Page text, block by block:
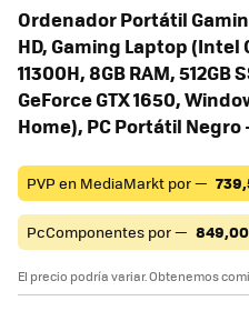
Ordenador Portátil
HD, Gaming Laptop (Intel
11300H, 8GB RAM, 512GB
GeForce GTX 1650,
Home), PC Portátil Negro
PVP en MediaMarkt por —
PcComponentes por — 849,00
El precio podría variar. Obtenemos